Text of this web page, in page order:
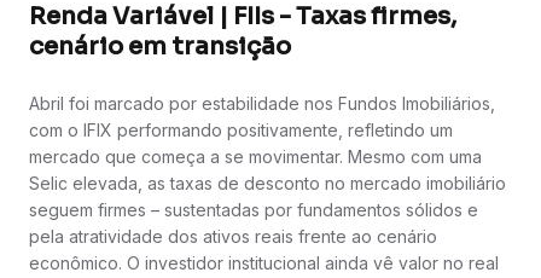
Renda Variável | FIIs - Taxas firmes,
cenário em transição
Abril foi marcado por estabilidade nos Fundos Imobiliários,
com o IFIX performando positivamente, refletindo um
mercado que começa a se movimentar. Mesmo com uma
Selic elevada, as taxas de desconto no mercado imobiliário
seguem firmes – sustentadas por fundamentos sólidos e
pela atratividade dos ativos reais frente ao cenário
econômico. O investidor institucional ainda vê valor no real